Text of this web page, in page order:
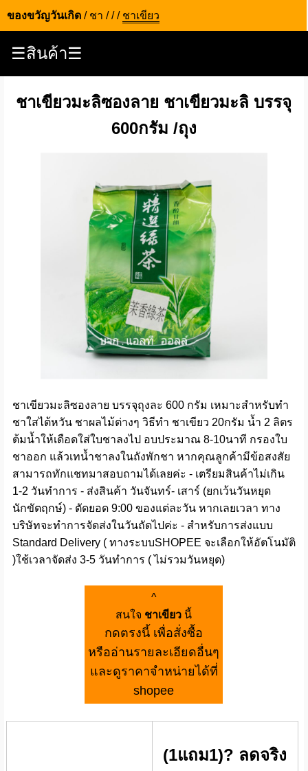
ของขวัญวันเกิด / ชา /// ชาเขียว
☰สินค้า☰
ชาเขียวมะลิซองลาย ชาเขียวมะลิ บรรจุ
600กรัม /ถุง
ชาเขียวมะลิซองลาย บรรจุถุงละ 600 กรัม เหมาะสำหรับทำ
ชาใสไต้หวัน ชาผลไม้ต่างๆ วิธีทำ ชาเขียว 20กรัม น้ำ 2 ลิตร
ต้มน้ำให้เดือดใส่ใบชาลงไป อบประมาณ 8-10นาที กรองใบ
ชาออก แล้วเทน้ำชาลงในถังพักชา หากคุณลูกค้ามีข้อสงสัย
สามารถทักแชทมาสอบถามได้เลยค่ะ - เตรียมสินค้าไม่เกิน
1-2 วันทำการ - ส่งสินค้า วันจันทร์- เสาร์ (ยกเว้นวันหยุด
นักขัตฤกษ์) - ตัดยอด 9:00 ของแต่ละวัน หากเลยเวลา ทาง
บริษัทจะทำการจัดส่งในวันถัดไปค่ะ - สำหรับการส่งแบบ
Standard Delivery ( ทางระบบSHOPEE จะเลือกให้อัตโนมัติ
)ใช้เวลาจัดส่ง 3-5 วันทำการ ( ไม่รวมวันหยุด)
^
สนใจ ชาเขียว นี้
กดตรงนี้ เพื่อสั่งซื้อ
หรืออ่านรายละเอียดอื่นๆ
และดูราคาจำหน่ายได้ที่
shopee
(1แถม1)? ลดจริง